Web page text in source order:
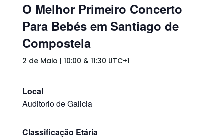
O Melhor Primeiro Concerto
Para Bebés em Santiago de
Compostela
2 de Maio | 10:00 & 11:30 UTC+1
Local
Auditorio de Galicia
Classificação Etária